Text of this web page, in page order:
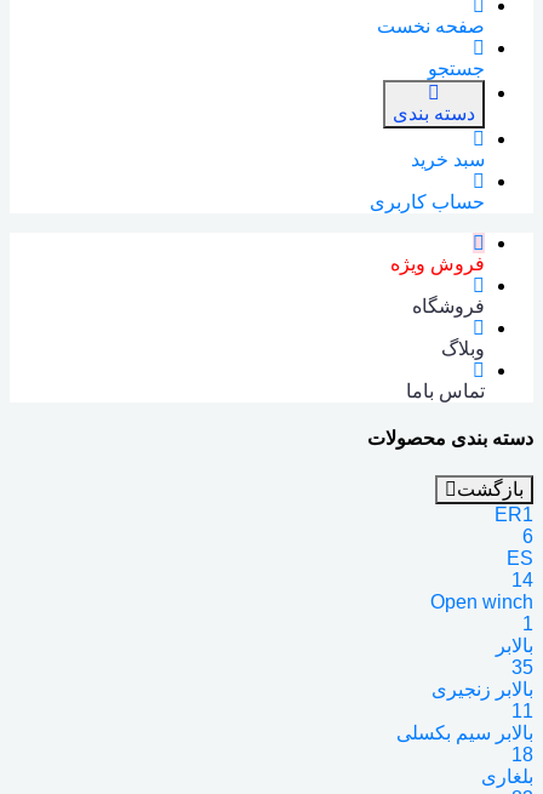
صفحه نخست
جستجو
دسته بندی
سبد خرید
حساب کاربری
فروش ویژه
فروشگاه
وبلاگ
تماس باما
دسته بندی محصولات
بازگشت
ER1
6
ES
14
Open winch
1
بالابر
35
بالابر زنجیری
11
بالابر سیم بکسلی
18
بلغاری